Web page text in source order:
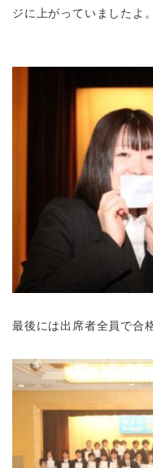
ジに上がっていましたよ。
最後には出席者全員で合